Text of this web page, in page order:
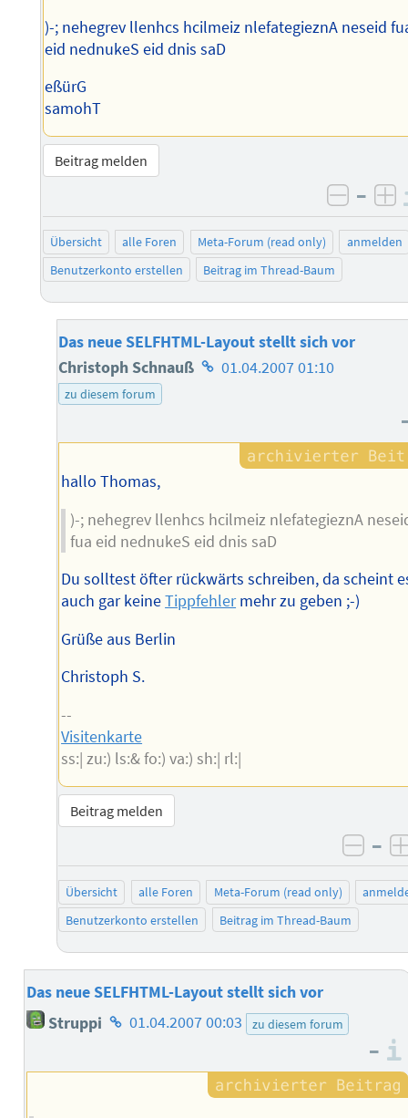
)-; nehegrev llenhcs hcilmeiz nlefategieznA neseid
eid nednukeS eid dnis saD
eßürG
samohT
Beitrag melden
–
Übersicht alle Foren Meta-Forum (read only)
anmelden
Benutzerkonto erstellen
Beitrag im Thread-Baum
Das neue SELFHTML-Layout stellt sich vor
Christoph Schnauß Homepage
01.04.2007 01:10
zu diesem forum
hallo Thomas,
)-; nehegrev llenhcs hcilmeiz nlefategieznA
fua eid nednukeS eid dnis saD
Du solltest öfter rückwärts schreiben, da scheint
auch gar keineTippfehlermehr zu geben ;-)
Grüße aus Berlin
Christoph S.
--
Visitenkarte
ss:| zu:) ls:& fo:) va:) sh:| rl:|
Beitrag melden
–
Übersicht alle Foren Meta-Forum (read only)
Benutzerkonto erstellen
Beitrag im Thread-Baum
Das neue SELFHTML-Layout stellt sich vor
Struppi Homepage
Autors
01.04.2007 00:03 zu diesem forum
–